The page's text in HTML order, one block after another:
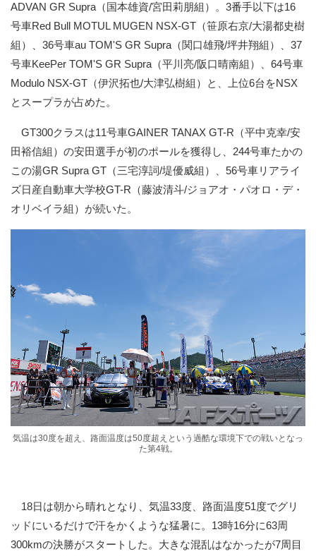
ADVAN GR Supra（国本雄資/宮田莉朋組）。3番手以下は16
号車Red Bull MOTUL MUGEN NSX-GT（笹原右京/大湯都史樹
組）、36号車au TOM'S GR Supra（関口雄飛/坪井翔組）、37
号車KeePer TOM'S GR Supra（平川亮/阪口晴南組）、64号車
Modulo NSX-GT（伊沢拓也/大津弘樹組）と、上位6台をNSX
とスープラが占めた。
GT300クラスは11号車GAINER TANAX GT-R（平中克幸/安
田裕信組）の安田選手が初のポールを獲得し、244号車たかの
この湯GR Supra GT（三宅淳詞/堤優威組）、56号車リアライ
ズ日産自動車大学校GT-R（藤波清斗/ジョアオ・パオロ・デ・
オリベイラ組）が続いた。
気温は30度を超え、路面温度は50度超えという過酷な環境下での戦いとなっ
た第4戦。
18日は朝から晴れとなり、気温33度、路面温度51度でグリ
ッドにいるだけで汗をかくような猛暑に。13時16分に63周
300kmの決勝がスタートした。大きな混乱はなかったが7周目